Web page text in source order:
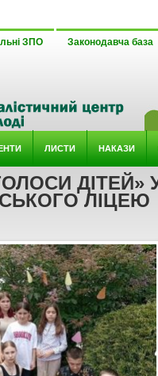
ЗПО Законодавча база
ЛИСТИ НАКАЗИ
ДІТЕЙ»
ЛІЦЕЮ